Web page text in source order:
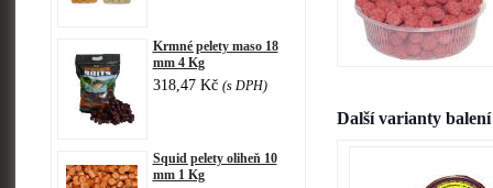
Krmné pelety maso 18
mm 4 Kg
318,47 Kč (s DPH)
Squid pelety oliheň 10
mm 1 Kg
Další varianty balení